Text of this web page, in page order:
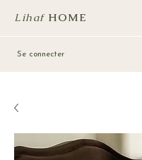
Lihaf HOME
Se connecter